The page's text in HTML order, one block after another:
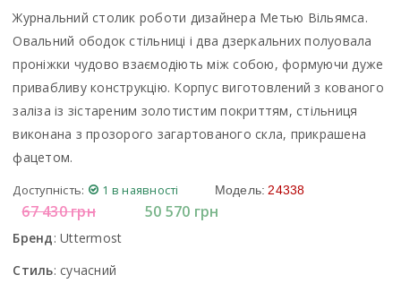
Журнальний столик роботи дизайнера Метью Вільямса.
Овальний ободок стільниці і два дзеркальних полуовала
проніжки чудово взаємодіють між собою, формуючи дуже
привабливу конструкцію. Корпус виготовлений з кованого
заліза із зістареним золотистим покриттям, стільниця
виконана з прозорого загартованого скла, прикрашена
фацетом.
Доступність: 1 в наявності Модель: 24338
67 430грн 50 570 грн
Бренд:Uttermost
Стиль: сучасний